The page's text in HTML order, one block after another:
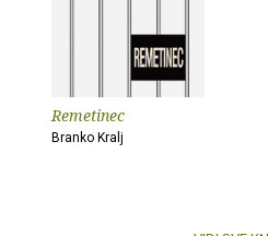
Remetinec
Branko Kralj